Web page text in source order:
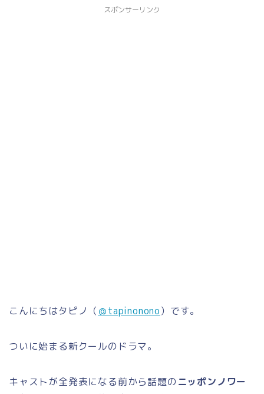
スポンサーリンク
こんにちはタピノ（ ＠tapinonono）です。
ついに始まる新クールのドラマ。
キャストが全発表になる前から話題のニッポンノワー